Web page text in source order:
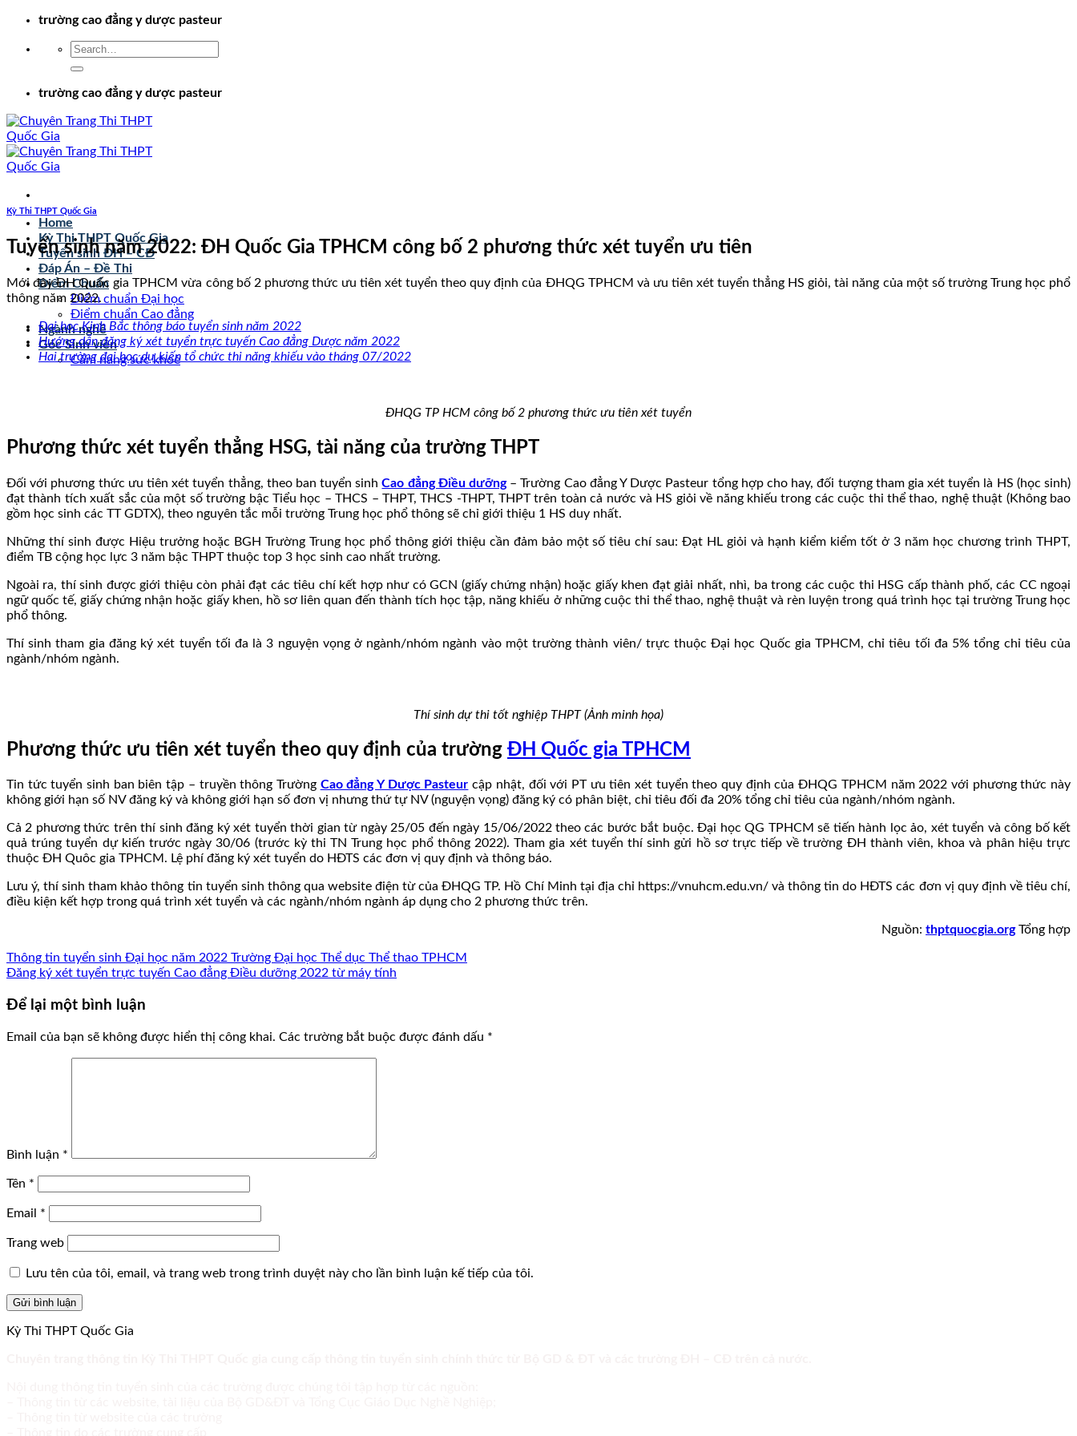
Chuyểntrường cao đẳng y dược pasteur
trường cao đẳng y dược pasteur
Home
Kỳ Thi THPT Quốc Gia
Tuyển sinh ĐH – CĐ
Đáp Án – Đề Thi
Điểm Chuẩn
Điểm chuẩn Đại học
Điểm chuẩn Cao đẳng
Ngành nghề
Góc Sinh viên
Cẩm nang sức khoẻ
Kỳ Thi THPT Quốc Gia
Tuyển sinh năm 2022: ĐH Quốc Gia TPHCM công bố 2 phương thức xét tuyển ưu tiên
Mới đây ĐH Quốc gia TPHCM vừa công bố 2 phương thức ưu tiên xét tuyển theo quy định của ĐHQG TPHCM và ưu tiên xét tuyển thẳng HS giỏi, tài năng của một số trường Trung học phổ
thông năm 2022.
Đại học Kinh Bắc thông báo tuyển sinh năm 2022
Hướng dẫn đăng ký xét tuyển trực tuyến Cao đẳng Dược năm 2022
Hai trường đại học dự kiến tổ chức thi năng khiếu vào tháng 07/2022
ĐHQG TP HCM công bố 2 phương thức ưu tiên xét tuyển
Phương thức xét tuyển thẳng HSG, tài năng của trường THPT
Đối với phương thức ưu tiên xét tuyển thẳng, theo ban tuyển sinhCao đẳng Điều dưỡng– Trường Cao đẳng Y Dược Pasteur tổng hợp cho hay, đối tượng tham gia xét tuyển là HS (học sinh)
đạt thành tích xuất sắc của một số trường bậc Tiểu học – THCS – THPT, THCS -THPT, THPT trên toàn cả nước và HS giỏi về năng khiếu trong các cuộc thi thể thao, nghệ thuật (Không bao
gồm học sinh các TT GDTX), theo nguyên tắc mỗi trường Trung học phổ thông sẽ chỉ giới thiệu 1 HS duy nhất.
Những thí sinh được Hiệu trưởng hoặc BGH Trường Trung học phổ thông giới thiệu cần đảm bảo một số tiêu chí sau: Đạt HL giỏi và hạnh kiểm kiểm tốt ở 3 năm học chương trình THPT,
điểm TB cộng học lực 3 năm bậc THPT thuộc top 3 học sinh cao nhất trường.
Ngoài ra, thí sinh được giới thiệu còn phải đạt các tiêu chí kết hợp như có GCN (giấy chứng nhận) hoặc giấy khen đạt giải nhất, nhì, ba trong các cuộc thi HSG cấp thành phố, các CC ngoại
ngữ quốc tế, giấy chứng nhận hoặc giấy khen, hồ sơ liên quan đến thành tích học tập, năng khiếu ở những cuộc thi thể thao, nghệ thuật và rèn luyện trong quá trình học tại trường Trung học
phổ thông.
Thí sinh tham gia đăng ký xét tuyển tối đa là 3 nguyện vọng ở ngành/nhóm ngành vào một trường thành viên/ trực thuộc Đại học Quốc gia TPHCM, chỉ tiêu tối đa 5% tổng chỉ tiêu của
ngành/nhóm ngành.
Thí sinh dự thi tốt nghiệp THPT (Ảnh minh họa)
Phương thức ưu tiên xét tuyển theo quy định của trường ĐH Quốc gia TPHCM
Tin tức tuyển sinh ban biên tập – truyền thông Trường Cao đẳng Y Dược Pasteur cập nhật, đối với PT ưu tiên xét tuyển theo quy định của ĐHQG TPHCM năm 2022 với phương thức này
không giới hạn số NV đăng ký và không giới hạn số đơn vị nhưng thứ tự NV (nguyện vọng) đăng ký có phân biệt, chỉ tiêu đối đa 20% tổng chỉ tiêu của ngành/nhóm ngành.
Cả 2 phương thức trên thí sinh đăng ký xét tuyển thời gian từ ngày 25/05 đến ngày 15/06/2022 theo các bước bắt buộc. Đại học QG TPHCM sẽ tiến hành lọc ảo, xét tuyển và công bố kết
quả trúng tuyển dự kiến trước ngày 30/06 (trước kỳ thi TN Trung học phổ thông 2022). Tham gia xét tuyển thí sinh gửi hồ sơ trực tiếp về trường ĐH thành viên, khoa và phân hiệu trực
thuộc ĐH Quôc gia TPHCM. Lệ phí đăng ký xét tuyển do HĐTS các đơn vị quy định và thông báo.
Lưu ý, thí sinh tham khảo thông tin tuyển sinh thông qua website điện từ của ĐHQG TP. Hồ Chí Minh tại địa chỉ https://vnuhcm.edu.vn/ và thông tin do HĐTS các đơn vị quy định về tiêu chí,
điều kiện kết hợp trong quá trình xét tuyển và các ngành/nhóm ngành áp dụng cho 2 phương thức trên.
Nguồn: thptquocgia.orgTổng hợp
Thông tin tuyển sinh Đại học năm 2022 Trường Đại học Thể dục Thể thao TPHCM
Đăng ký xét tuyển trực tuyến Cao đẳng Điều dưỡng 2022 từ máy tính
Để lại một bình luận
Email của bạn sẽ không được hiển thị công khai. Các trường bắt buộc được đánh dấu *
Bình luận *
Tên *
Email *
Trang web
Lưu tên của tôi, email, và trang web trong trình duyệt này cho lần bình luận kế tiếp của tôi.
Kỳ Thi THPT Quốc Gia